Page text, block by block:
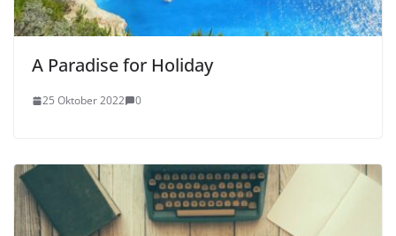
A Paradise for Holiday
25 Oktober 2022 0